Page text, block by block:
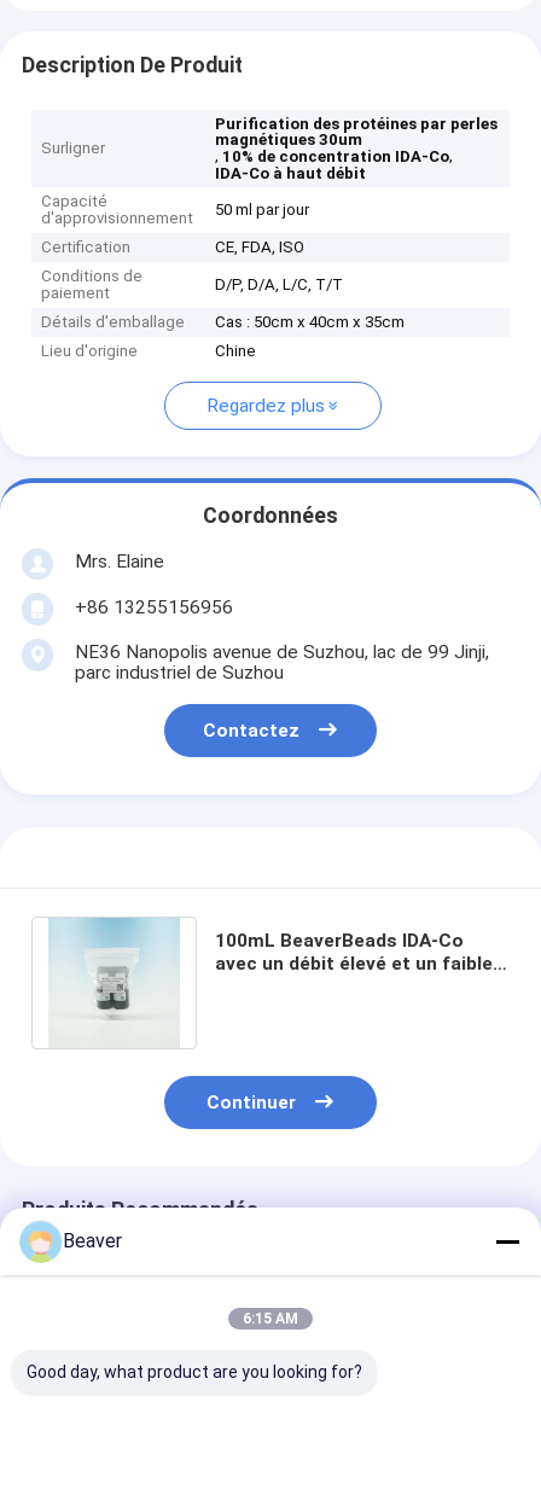
Description De Produit
Surligner
Purification des protéines par perles
magnétiques 30um
, 10% de concentration IDA-Co,
IDA-Co à haut débit
Capacité
d'approvisionnement
50 ml par jour
Certification
CE, FDA, ISO
Conditions de
paiement
D/P, D/A, L/C, T/T
Détails d'emballage
Cas : 50cm x 40cm x 35cm
Lieu d'origine
Chine
Regardez plus
Coordonnées
Mrs. Elaine
+86 13255156956
NE36 Nanopolis avenue de Suzhou, lac de 99 Jinji,
parc industriel de Suzhou
Contactez
100mL BeaverBeads IDA-Co
avec un débit élevé et un faible
Continuer
Produits Recommandés
Beaver
6:15 AM
Good day, what product are you looking for?